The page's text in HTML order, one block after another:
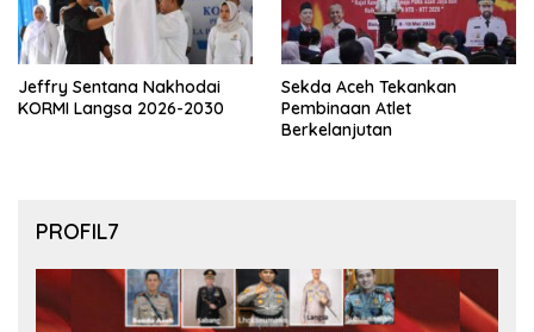
Jeffry Sentana Nakhodai
KORMI Langsa 2026-2030
Sekda Aceh Tekankan
Pembinaan Atlet
Berkelanjutan
PROFIL7